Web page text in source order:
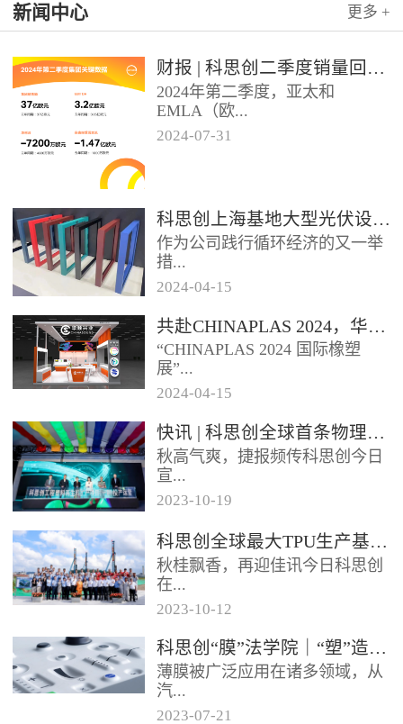
新闻中心 更多 +
财报 | 科思创二季度销量回升，稳步推进转型
2024年第二季度，亚太和
EMLA（欧...
2024-07-31
科思创上海基地大型光伏设施投运，聚氨酯创新赋能绿色能源
作为公司践行循环经济的又一举
措...
位于科思创上海一体化基地的大
型分布式光伏发电项目已于日前
正式启用实现全容量并网发电该
项目使...
2024-04-15
共赴CHINAPLAS 2024，华顺兴业邀您一同探索，共塑未来！
“CHINAPLAS 2024 国际橡塑
展”...
，作为亚洲首屈一指的塑料和橡
胶工业展览会，将于2024年4月
23 - 26日...
2024-04-15
快讯 | 科思创全球首条物理回收聚碳酸酯专用生产线在上海投产
秋高气爽，捷报频传科思创今日
宣...
布其全球首条物理回收（MCR）
聚碳酸酯专用生产线已在上海一
体化基地正式投产每年将生产超
过2...
2023-10-19
科思创全球最大TPU生产基地在珠海破土动工
秋桂飘香，再迎佳讯今日科思创
在...
广东珠海正式开工建设其全球最
大热塑性聚氨酯（TPU）生产基
地进一步扩大在华南的产业布局
抓住...
2023-10-12
科思创“膜”法学院｜“塑”造轻薄耐用的 IME 组件
薄膜被广泛应用在诸多领域，从
汽...
2023-07-21